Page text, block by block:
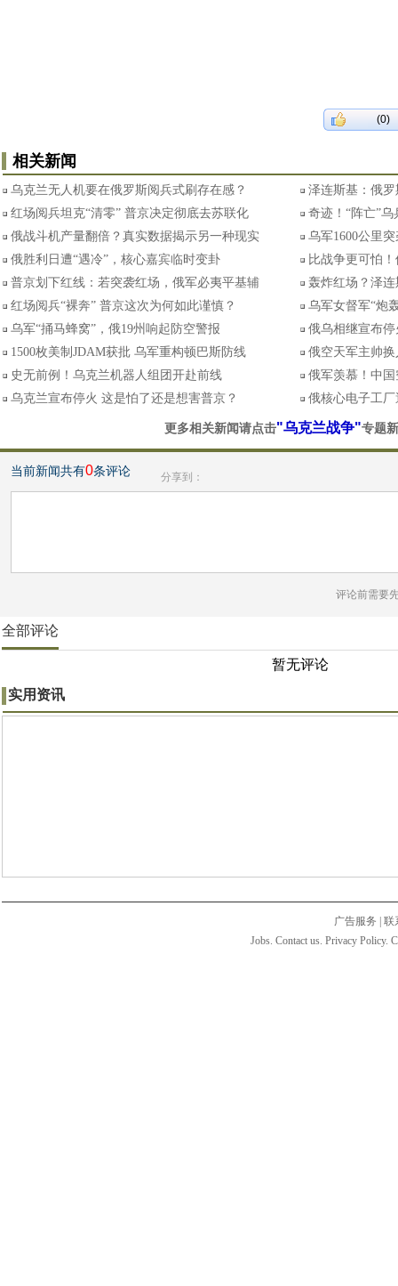
(0)
相关新闻
乌克兰无人机要在俄罗斯阅兵式刷存在感？
泽连斯基：俄
红场阅兵坦克“清零” 普京决定彻底去苏联化
奇迹！“阵亡”
俄战斗机产量翻倍？真实数据揭示另一种现实
乌军1600公里
俄胜利日遭“遇冷”，核心嘉宾临时变卦
比战争更可怕
普京划下红线：若突袭红场，俄军必夷平基辅
轰炸红场？泽
红场阅兵“裸奔” 普京这次为何如此谨慎？
乌军女督军“炮
乌军“捅马蜂窝”，俄19州响起防空警报
俄乌相继宣布
1500枚美制JDAM获批 乌军重构顿巴斯防线
俄空天军主帅
史无前例！乌克兰机器人组团开赴前线
俄军羡慕！中国
乌克兰宣布停火 这是怕了还是想害普京？
俄核心电子工
更多相关新闻请点击"乌克兰战争"专题
当前新闻共有0条评论 分享到：
评论前需要
全部评论
暂无评论
实用资讯
广告服务
联
Jobs. Contact us. Privacy Policy.